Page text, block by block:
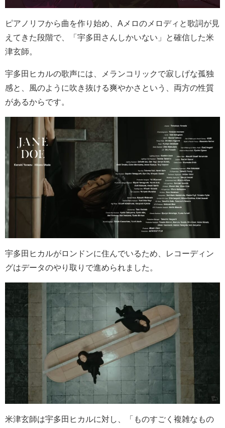
ピアノリフから曲を作り始め、 A メロのメロディと歌詞が見
えてきた段階で、「宇多田さんしかいない」と確信した米
津玄師。
宇多田ヒカルの歌声には、メランコリックで寂しげな孤独
感と、風のように吹き抜ける爽やかさという、両方の性質
があるからです。
宇多田ヒカルがロンドンに住んでいるため、レコーディン
グはデータのやり取りで進められました。
米津玄師は宇多田ヒカルに対し、「ものすごく複雑なもの